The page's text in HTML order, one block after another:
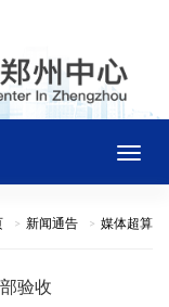
Toggle
新闻通告 媒体超算
验收